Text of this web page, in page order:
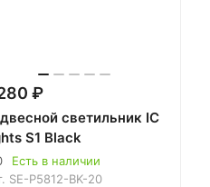
₽
светильник IC
S1 Black
Есть в наличии
SE-P5812-BK-20